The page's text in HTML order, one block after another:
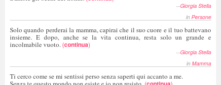
--Giorgia Stella
in Persone
Solo quando perderai la mamma, capirai che il suo cuore e il tuo battevano
insieme. E dopo, anche se la vita continua, resta solo un grande e
incolmabile vuoto. (continua)
--Giorgia Stella
in Mamma
Ti cerco come se mi sentissi perso senza saperti qui accanto a me.
( )